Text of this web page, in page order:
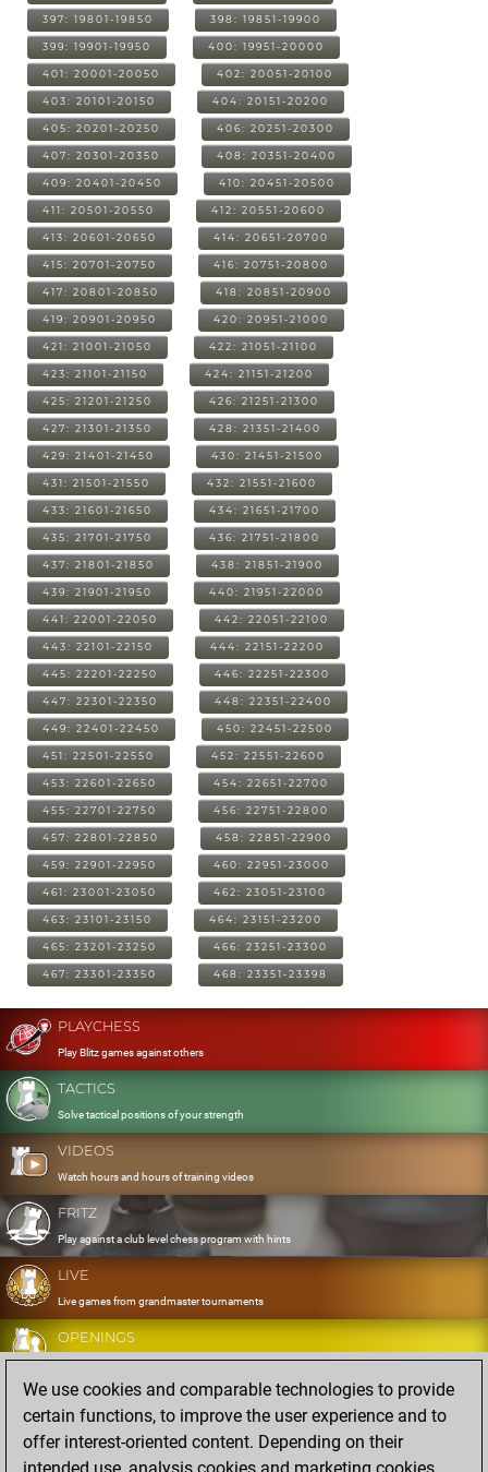
397: 19801-19850 398: 19851-19900
399: 19901-19950 400: 19951-20000
401: 20001-20050 402: 20051-20100
403: 20101-20150 404: 20151-20200
405: 20201-20250 406: 20251-20300
407: 20301-20350 408: 20351-20400
409: 20401-20450 410: 20451-20500
411: 20501-20550 412: 20551-20600
413: 20601-20650 414: 20651-20700
415: 20701-20750 416: 20751-20800
417: 20801-20850 418: 20851-20900
419: 20901-20950 420: 20951-21000
421: 21001-21050 422: 21051-21100
423: 21101-21150 424: 21151-21200
425: 21201-21250 426: 21251-21300
427: 21301-21350 428: 21351-21400
429: 21401-21450 430: 21451-21500
431: 21501-21550 432: 21551-21600
433: 21601-21650 434: 21651-21700
435: 21701-21750 436: 21751-21800
437: 21801-21850 438: 21851-21900
439: 21901-21950 440: 21951-22000
441: 22001-22050 442: 22051-22100
443: 22101-22150 444: 22151-22200
445: 22201-22250 446: 22251-22300
447: 22301-22350 448: 22351-22400
449: 22401-22450 450: 22451-22500
451: 22501-22550 452: 22551-22600
453: 22601-22650 454: 22651-22700
455: 22701-22750 456: 22751-22800
457: 22801-22850 458: 22851-22900
459: 22901-22950 460: 22951-23000
461: 23001-23050 462: 23051-23100
463: 23101-23150 464: 23151-23200
465: 23201-23250 466: 23251-23300
467: 23301-23350 468: 23351-23398
PLAYCHESS
Play Blitz games against others
TACTICS
Solve tactical positions of your strength
VIDEOS
Watch hours and hours of training videos
FRITZ
Play against a club level chess program with hints
LIVE
Live games from grandmaster tournaments
OPENINGS
Develop and exercise your openings
DATABASE
Eight million strong games
MYGAMES
We use cookies and comparable technologies to provide
certain functions, to improve the user experience and to
offer interest-oriented content. Depending on their